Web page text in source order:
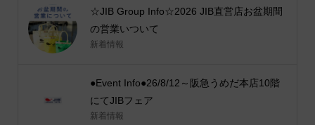
☆JIB Group Info☆2026 JIB直営店お盆期間
の営業いついて
新着情報
●Event Info●26/8/12～阪急うめだ本店10階
にてJIBフェア
新着情報